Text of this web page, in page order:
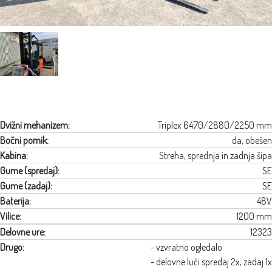
Dvižni mehanizem:
Triplex 6470/2880/2250 mm
Bočni pomik:
da, obešen
Kabina:
Streha, sprednja in zadnja šipa
Gume (spredaj):
SE
Gume (zadaj):
SE
Baterija:
48V
Vilice:
1200 mm
Delovne ure:
12323
Drugo:
- vzvratno ogledalo
- delovne luči spredaj 2x, zadaj 1x